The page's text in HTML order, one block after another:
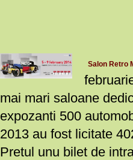
Salon Retro
mai mari saloane
expozanti 500
2013 au fost licitate
Pretul unu bilet de